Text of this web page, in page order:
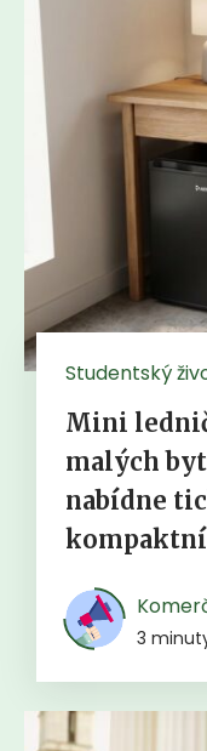
Studentský
Mini
malých
nabídne
3